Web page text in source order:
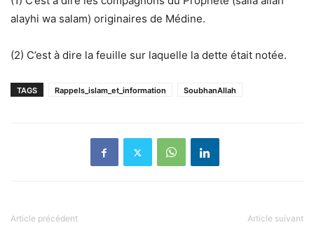
alayhi wa salam) originaires de Médine.
(2) C’est à dire la feuille sur laquelle la dette était notée.
TAGS Rappels_islam_et_information SoubhanAllah
Article précédent Article suivant